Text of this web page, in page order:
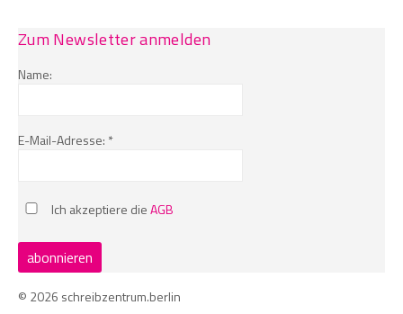
Zum Newsletter anmelden
Name:
E-Mail-Adresse: *
Ich akzeptiere dieAGB
© 2026 schreibzentrum.berlin